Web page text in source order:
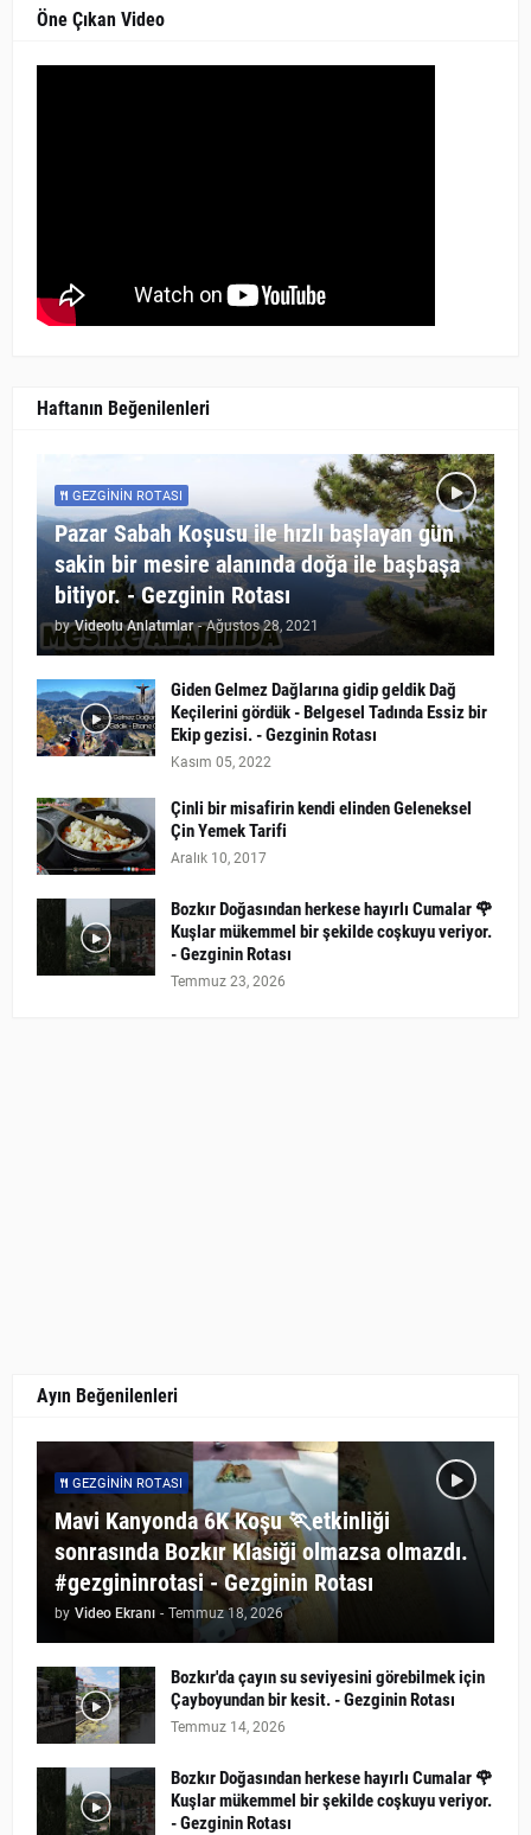
Öne Çıkan Video
Haftanın Beğenilenleri
GEZGININ ROTASI
Pazar Sabah Koşusu ile hızlı başlayan gün
sakin bir mesire alanında doğa ile başbaşa
bitiyor. - Gezginin Rotası
by Videolu Anlatımlar - Ağustos 28, 2021
Giden Gelmez Dağlarına gidip geldik Dağ
Keçilerini gördük - Belgesel Tadında Essiz bir
Ekip gezisi. - Gezginin Rotası
Kasım 05, 2022
Çinli bir misafirin kendi elinden Geleneksel
Çin Yemek Tarifi
Aralık 10, 2017
Bozkır Doğasından herkese hayırlı Cumalar 🌹
Kuşlar mükemmel bir şekilde coşkuyu veriyor.
- Gezginin Rotası
Temmuz 23, 2026
Ayın Beğenilenleri
GEZGININ ROTASI
Mavi Kanyonda 6K Koşu 🏃etkinliği
sonrasında Bozkır Klasiği olmazsa olmazdı.
#gezgininrotasi - Gezginin Rotası
by Video Ekranı - Temmuz 18, 2026
Bozkır'da çayın su seviyesini görebilmek için
Çayboyundan bir kesit. - Gezginin Rotası
Temmuz 14, 2026
Bozkır Doğasından herkese hayırlı Cumalar 🌹
Kuşlar mükemmel bir şekilde coşkuyu veriyor.
- Gezginin Rotası